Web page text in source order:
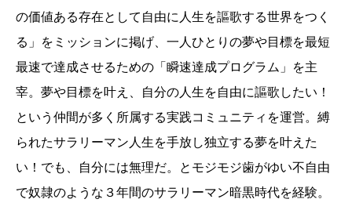
の価値ある存在として自由に人生を謳歌する世界をつく
る」をミッションに掲げ、一人ひとりの夢や目標を最短
最速で達成させるための「瞬速達成プログラム」を主
宰。夢や目標を叶え、自分の人生を自由に謳歌したい！
という仲間が多く所属する実践コミュニティを運営。縛
られたサラリーマン人生を手放し独立する夢を叶えた
い！でも、自分には無理だ。とモジモジ歯がゆい不自由
で奴隷のような３年間のサラリーマン暗黒時代を経験。